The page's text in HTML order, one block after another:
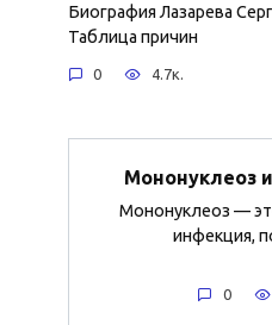
Биография Лазарева
Таблица причин
0 4.7к.
Мононуклеоз
Мононуклеоз —
инфекция,
0